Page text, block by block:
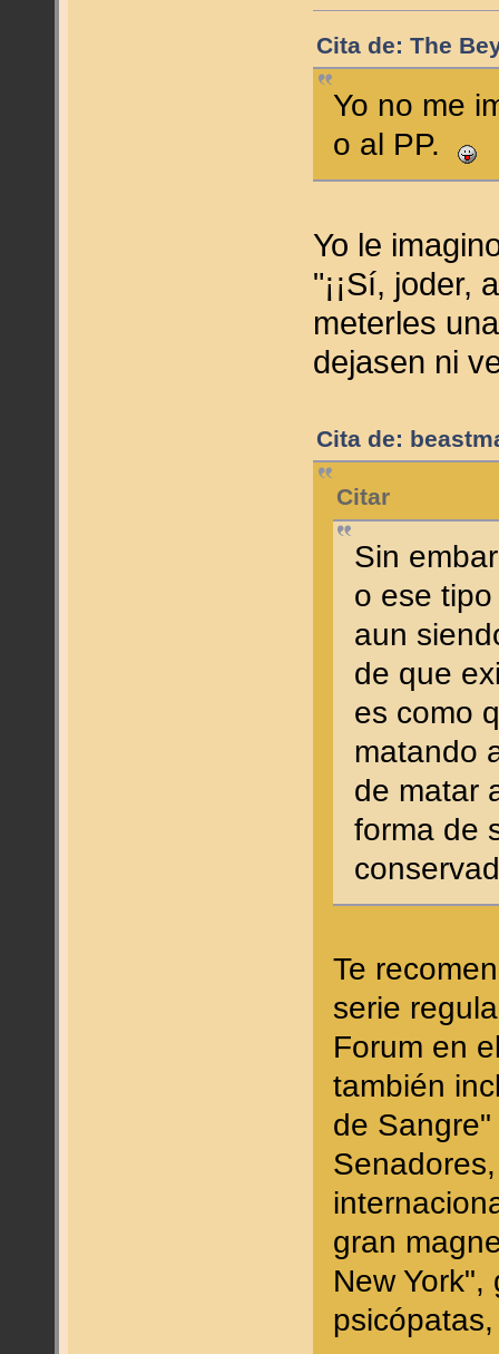
Cita de: The
Yo no me
o al PP.
Yo le
"¡¡Sí, joder,
meterles
dejasen ni
Cita de:
Citar
Sin
o ese
aun
de que
es como
matando
de matar
forma de
Te
serie
Forum en
también
de
gran
New